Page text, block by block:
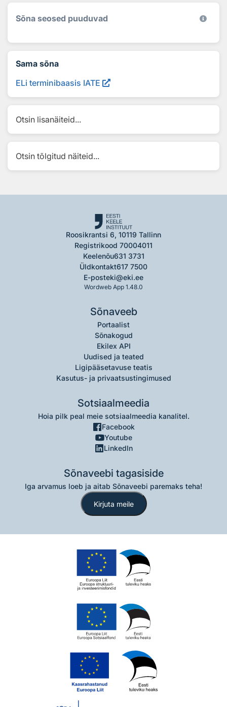
Sõna seosed puuduvad
Sama sõna
ELi terminibaasis IATE
Otsin lisanäiteid...
Otsin tõlgitud näiteid...
Roosikrantsi 6, 10119 Tallinn
Registrikood 70004011
Keelenõu631 3731
Üldkontakt617 7500
E-posteki@eki.ee
Wordweb App 1.48.0
Sõnaveeb
Portaalist
Sõnakogud
Ekilex API
Uudised ja teated
Ligipääsetavuse teatis
Kasutus- ja privaatsustingimused
Sotsiaalmeedia
Hoia pilk peal meie sotsiaalmeedia kanalitel.
Facebook
Youtube
LinkedIn
Sõnaveebi tagasiside
Iga arvamus loeb ja aitab Sõnaveebi paremaks teha!
Kirjuta meile